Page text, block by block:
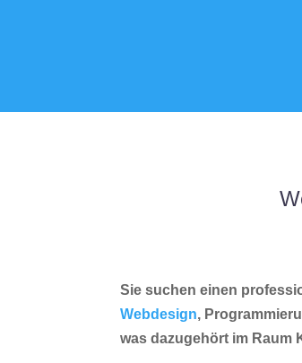
Sie suchen einen
Webdesign,
was dazugehört im Raum